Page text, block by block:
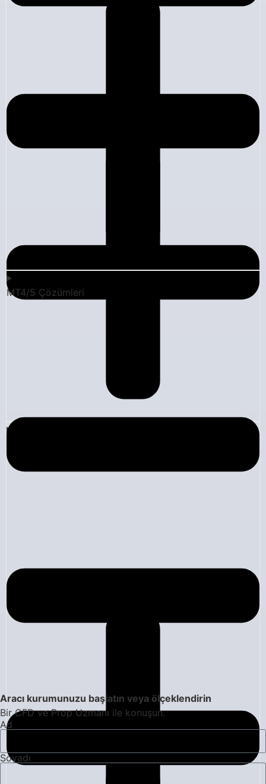
MT4/5 Çözümleri
Aracı kurumunuzu başlatın veya ölçeklendirin
Bir CFD ve Prop Uzmanı ile konuşun.
Ad
Soyadı